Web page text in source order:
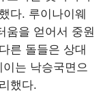
다. 루이나이웨
움을 얻어서 중원
른 돌들은 상대
는 낙승국면으
했다.